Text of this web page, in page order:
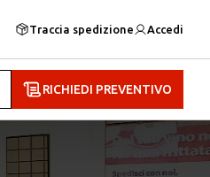
Traccia spedizione Accedi
RICHIEDI PREVENTIVO